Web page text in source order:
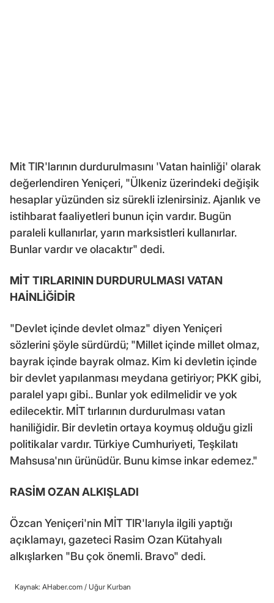
Mit TIR'larının durdurulmasını 'Vatan hainliği' olarak
değerlendiren Yeniçeri, "Ülkeniz üzerindeki değişik
hesaplar yüzünden siz sürekli izlenirsiniz. Ajanlık ve
istihbarat faaliyetleri bunun için vardır. Bugün
paraleli kullanırlar, yarın marksistleri kullanırlar.
Bunlar vardır ve olacaktır" dedi.
MİT TIRLARININ DURDURULMASI VATAN
HAİNLİĞİDİR
"Devlet içinde devlet olmaz" diyen Yeniçeri
sözlerini şöyle sürdürdü; "Millet içinde millet olmaz,
bayrak içinde bayrak olmaz. Kim ki devletin içinde
bir devlet yapılanması meydana getiriyor; PKK gibi,
paralel yapı gibi.. Bunlar yok edilmelidir ve yok
edilecektir. MİT tırlarının durdurulması vatan
haniliğidir. Bir devletin ortaya koymuş olduğu gizli
politikalar vardır. Türkiye Cumhuriyeti, Teşkilatı
Mahsusa'nın ürünüdür. Bunu kimse inkar edemez."
RASİM OZAN ALKIŞLADI
Özcan Yeniçeri'nin MİT TIR'larıyla ilgili yaptığı
açıklamayı, gazeteci Rasim Ozan Kütahyalı
alkışlarken "Bu çok önemli. Bravo" dedi.
Kaynak: AHaber.com / Uğur Kurban